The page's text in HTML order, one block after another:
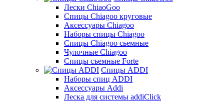
Лески ChiaoGoo
Cпицы Сhiagoo круговые
Аксессуары Chiagoo
Наборы спицы Chiagoo
Спицы Chiagoo сьемные
Чулочные Chiagoo
Спицы съемные Forte
Спицы ADDI
Наборы спиц ADDI
Аксессуары Addi
Леска для системы addiClick